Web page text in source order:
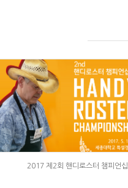
2017 제2회 핸디로스터 챔피언십